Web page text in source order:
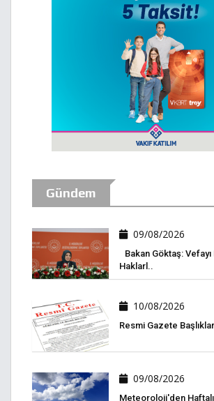
Gündem
09/08/2026
Bakan Göktaş:
Haklarl..
10/08/2026
Resmi Gazete
09/08/2026
Meteoroloji'den